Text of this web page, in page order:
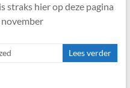
straks hier op deze pagina
Lees verder